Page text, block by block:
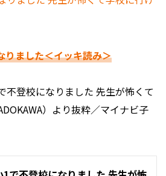
りました＜イッキ読み＞
不登校になりました 先生が怖くて
）より抜粋／マイナビ子